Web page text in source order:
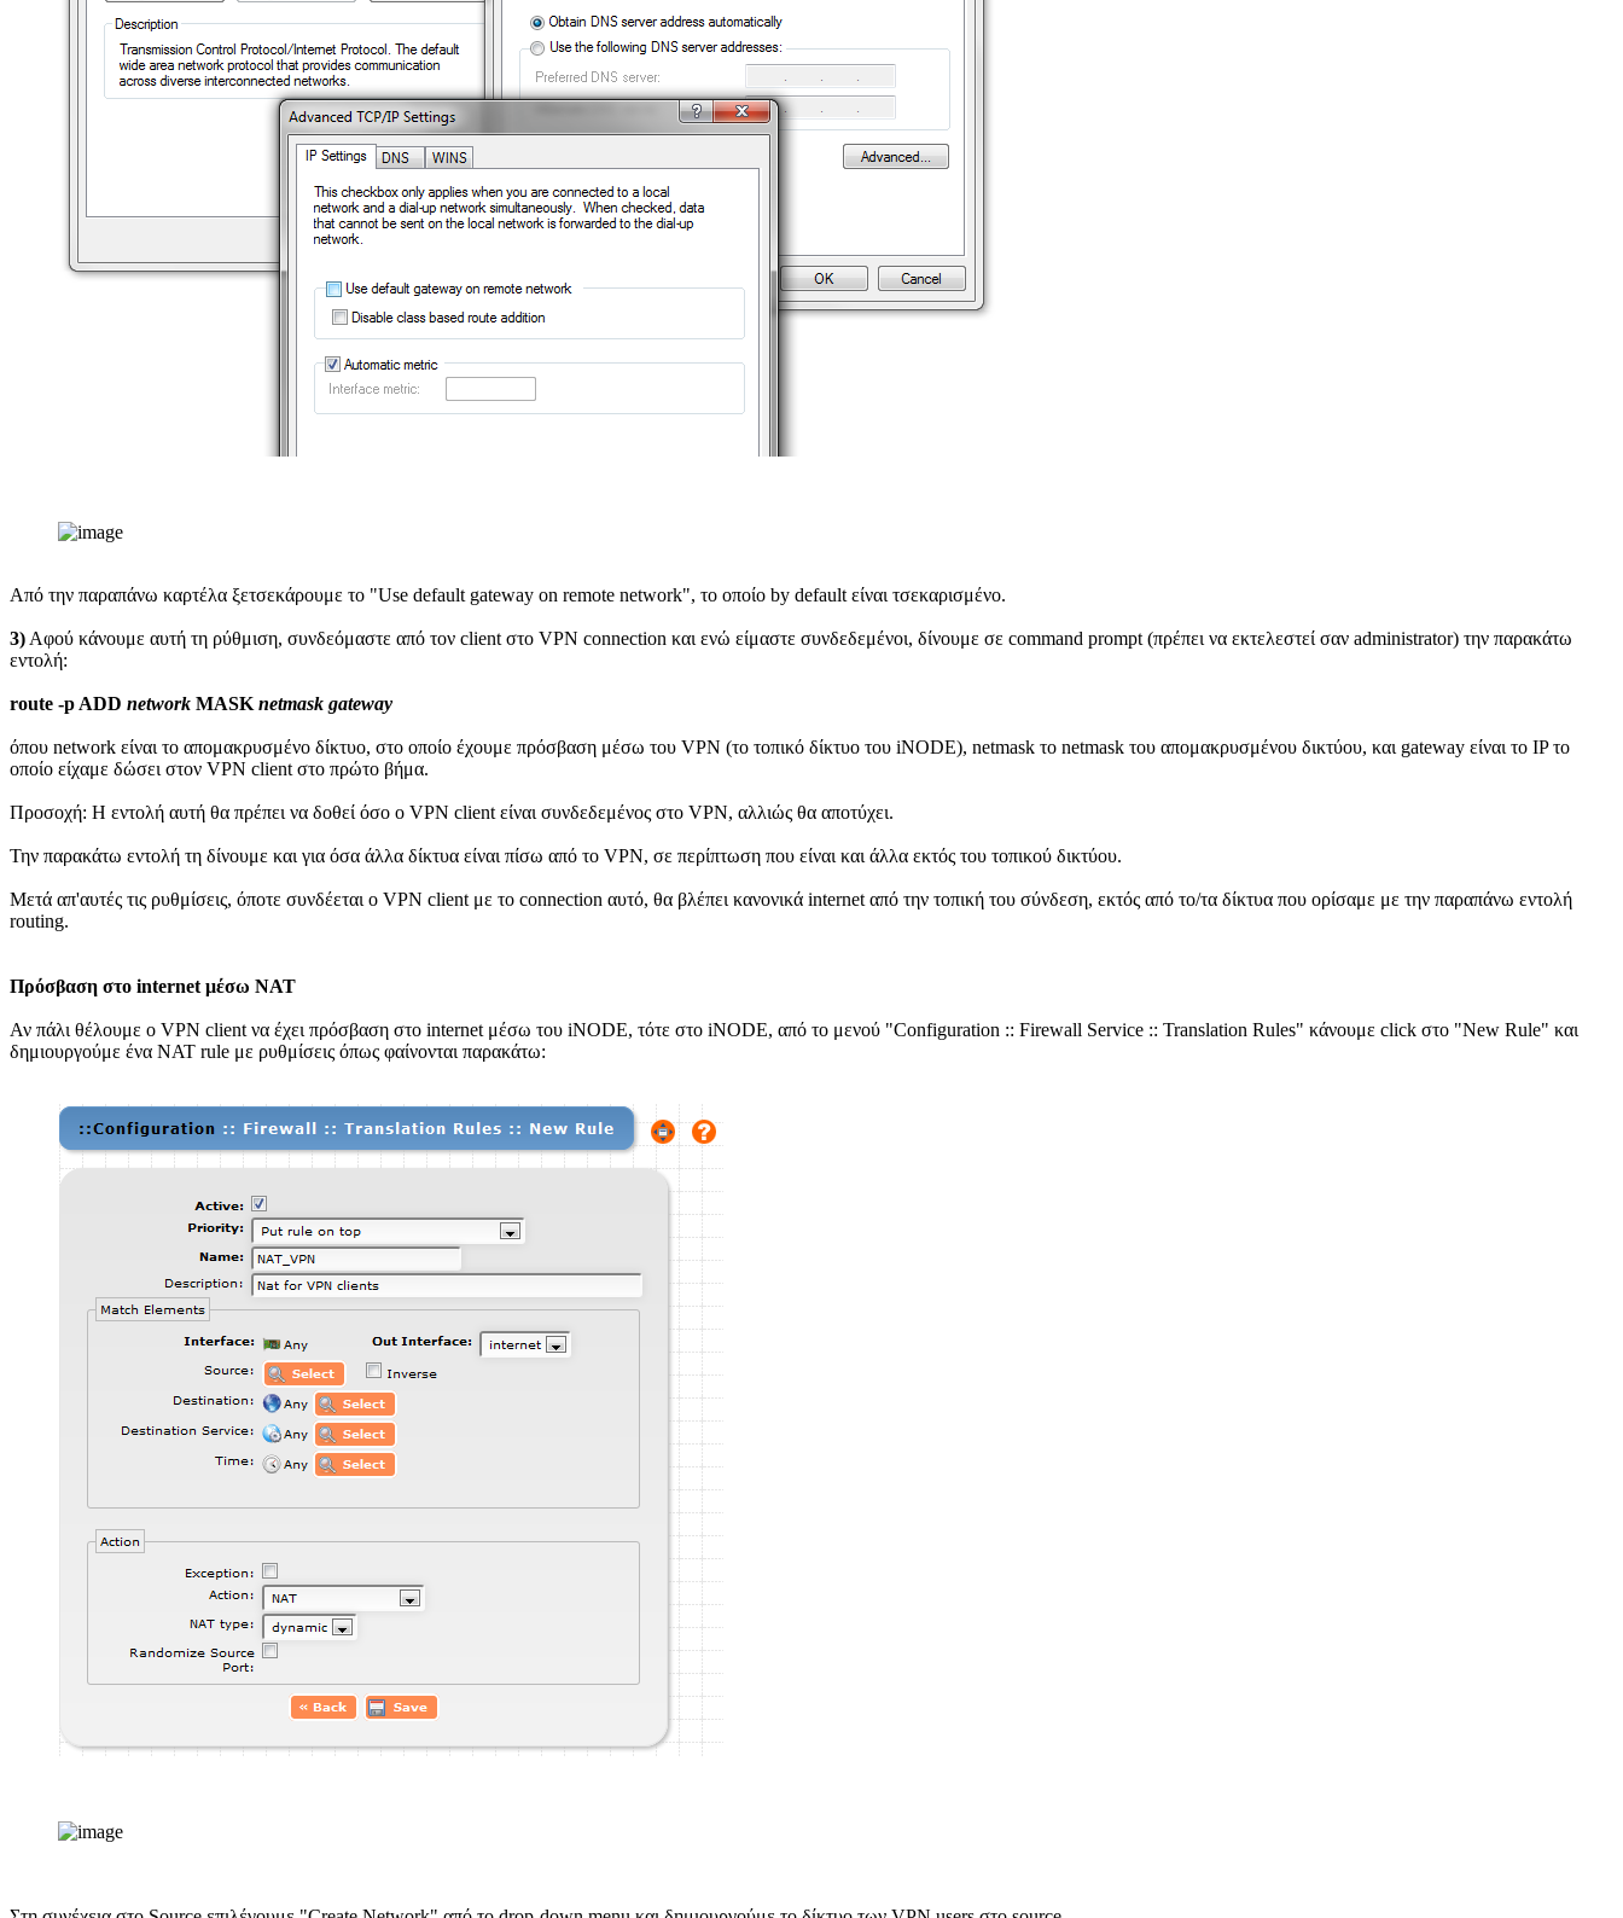
Από την παραπάνω καρτέλα ξετσεκάρουμε το "Use default gateway on remote network", το οποίο by default είναι τσεκαρισμένο.
3) Αφού κάνουμε αυτή τη ρύθμιση, συνδεόμαστε από τον client στο VPN connection και ενώ είμαστε συνδεδεμένοι, δίνουμε σε command prompt (πρέπει να εκτελεστεί σαν administrator) την παρακάτω
εντολή:
route -p ADD network MASK netmask gateway
όπου network είναι το απομακρυσμένο δίκτυο, στο οποίο έχουμε πρόσβαση μέσω του VPN (το τοπικό δίκτυο του iNODE), netmask το netmask του απομακρυσμένου δικτύου, και gateway είναι το IP το
οποίο είχαμε δώσει στον VPN client στο πρώτο βήμα.
Προσοχή: Η εντολή αυτή θα πρέπει να δοθεί όσο ο VPN client είναι συνδεδεμένος στο VPN, αλλιώς θα αποτύχει.
Την παρακάτω εντολή τη δίνουμε και για όσα άλλα δίκτυα είναι πίσω από το VPN, σε περίπτωση που είναι και άλλα εκτός του τοπικού δικτύου.
Μετά απ'αυτές τις ρυθμίσεις, όποτε συνδέεται ο VPN client με το connection αυτό, θα βλέπει κανονικά internet από την τοπική του σύνδεση, εκτός από το/τα δίκτυα που ορίσαμε με την παραπάνω εντολή
routing.
Πρόσβαση στο internet μέσω NAT
Αν πάλι θέλουμε ο VPN client να έχει πρόσβαση στο internet μέσω του iNODE, τότε στο iNODE, από το μενού "Configuration :: Firewall Service :: Translation Rules" κάνουμε click στο "New Rule" και
δημιουργούμε ένα ΝΑΤ rule με ρυθμίσεις όπως φαίνονται παρακάτω: